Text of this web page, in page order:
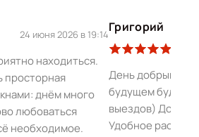
24 июня 2026 в 19:14
находиться.
просторная
днём много
любоваться
необходимое.
Григорий
День добрый,
будущем будем
выездов) Дом
Удобное